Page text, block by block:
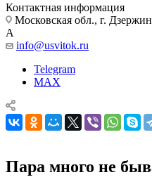
Контактная информация
Московская обл., г.
А
info@usvitok.ru
Telegram
MAX
Пара много не